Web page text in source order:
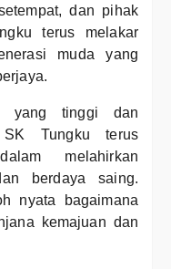
dan pihak
terus melakar
muda yang
yang tinggi dan
Tungku terus
melahirkan
berdaya saing.
nyata bagaimana
kemajuan dan